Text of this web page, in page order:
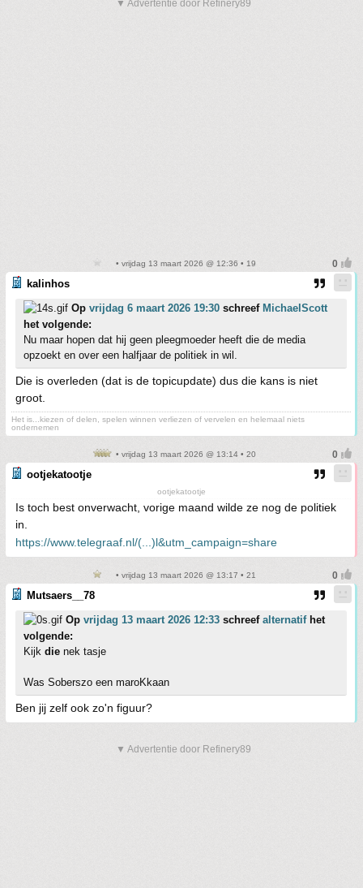
▼ Advertentie door Refinery89
• vrijdag 13 maart 2026 @ 12:36 • 19
kalinhos
Op vrijdag 6 maart 2026 19:30 schreef MichaelScott
het volgende:
Nu maar hopen dat hij geen pleegmoeder heeft die de media
opzoekt en over een halfjaar de politiek in wil.
Die is overleden (dat is de topicupdate) dus die kans is niet
groot.
Het is...kiezen of delen, spelen winnen verliezen of vervelen en helemaal niets
ondernemen
• vrijdag 13 maart 2026 @ 13:14 • 20
ootjekatootje
ootjekatootje
Is toch best onverwacht, vorige maand wilde ze nog de politiek
in.
https://www.telegraaf.nl/(...)l&utm_campaign=share
• vrijdag 13 maart 2026 @ 13:17 • 21
Mutsaers__78
Op vrijdag 13 maart 2026 12:33 schreef alternatifhet
volgende:
Kijk die nek tasje
Was Soberszo een maroKkaan
Ben jij zelf ook zo'n figuur?
▼ Advertentie door Refinery89